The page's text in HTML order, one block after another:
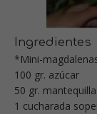
Ingredientes
*Mini-
100 gr. azúcar
50 gr. mantequilla
1 cucharada